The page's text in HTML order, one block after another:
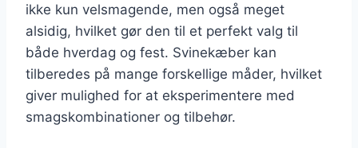
ikke kun velsmagende, men også meget
alsidig, hvilket gør den til et perfekt valg til
både hverdag og fest. Svinekæber kan
tilberedes på mange forskellige måder, hvilket
giver mulighed for at eksperimentere med
smagskombinationer og tilbehør.